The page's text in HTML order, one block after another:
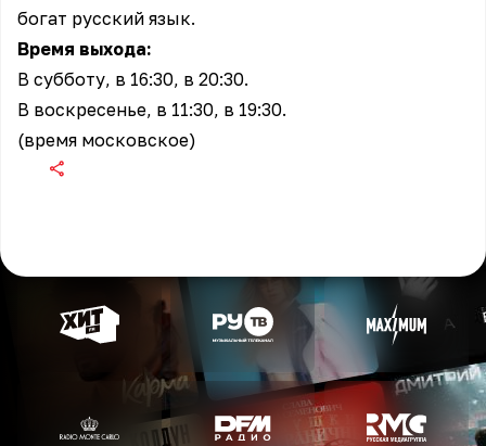
богат русский язык.
Время выхода:
В субботу, в 16:30, в 20:30.
В воскресенье, в 11:30, в 19:30.
(время московское)